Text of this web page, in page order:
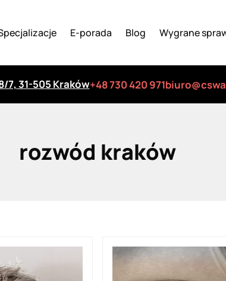
E-porada Blog Wygrane
7, 31-505 Kraków+48 730 420 971
rozwód kraków